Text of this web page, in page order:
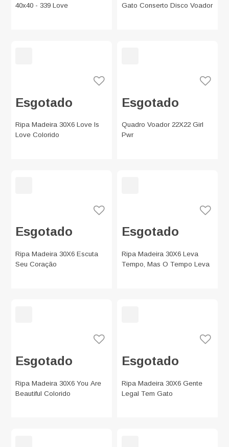
40x40 - 339 Love
Gato Conserto Disco Voador
Esgotado
Ripa Madeira 30X6 Love Is
Love Colorido
Esgotado
Quadro Voador 22X22 Girl
Pwr
Esgotado
Ripa Madeira 30X6 Escuta
Seu Coração
Esgotado
Ripa Madeira 30X6 Leva
Tempo, Mas O Tempo Leva
Esgotado
Ripa Madeira 30X6 You Are
Beautiful Colorido
Esgotado
Ripa Madeira 30X6 Gente
Legal Tem Gato